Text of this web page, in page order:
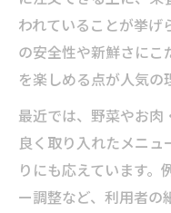
われていることが挙げ
の安全性や新鮮さに
を楽しめる点が人気の
最近では、野菜やお
良く取り入れたメニュ
りにも応えています。
ー調整など、利用者の